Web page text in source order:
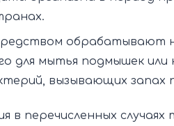
обрабатывают
для мытья подмышек или
вызывающих запах
в перечисленных случаях